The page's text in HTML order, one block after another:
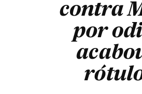
contra
por